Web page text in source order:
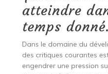
atteindre
temps donné.
Dans le domaine du
des critiques courantes
engendrer une pression